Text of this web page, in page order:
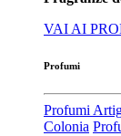
VAI AI
Profumi
Profumi
Colonia